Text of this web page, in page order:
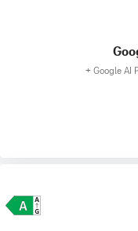
+ Google AI